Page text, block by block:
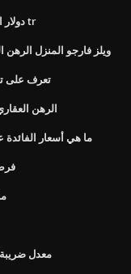
Sp us دولار العقود الآجلة مؤشر tr
ويلز فارجو المنزل الرهن
تعرف على
الرهن
ما هي أسعار
معدل ضريبة